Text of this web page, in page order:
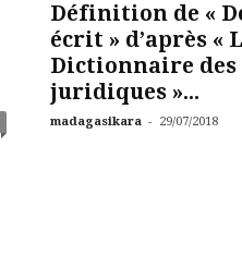
Définition de «
écrit » d’après «
Dictionnaire des
juridiques »...
madagasikara - 29/07/2018